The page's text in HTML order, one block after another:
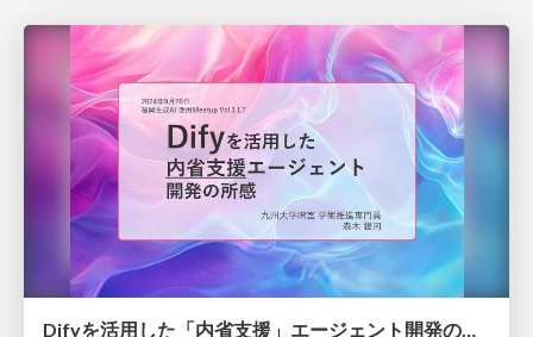
Difyを活用した「内省支援」エージェント開発の所感